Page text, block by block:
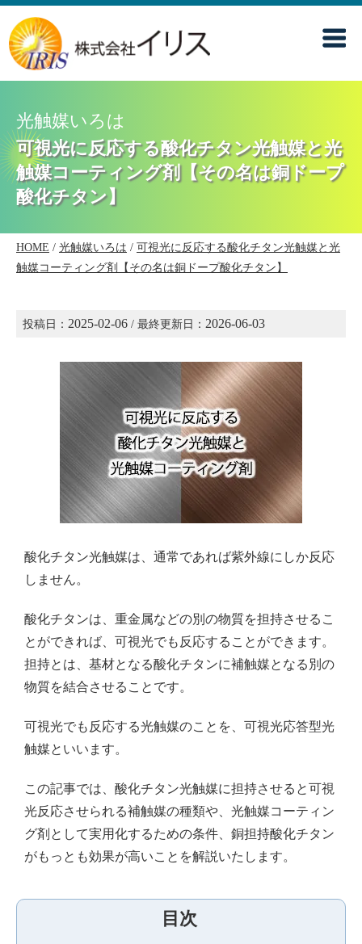
光触媒いろは
可視光に反応する酸化チタン光触媒と光
触媒コーティング剤【その名は銅ドープ
酸化チタン】
HOME / 光触媒いろは / 可視光に反応する酸化チタン光触媒と光
触媒コーティング剤【その名は銅ドープ酸化チタン】
投稿日： 2025-02-06 / 最終更新日： 2026-06-03
酸化チタン光触媒は、通常であれば紫外線にしか反応
しません。
酸化チタンは、重金属などの別の物質を担持させるこ
とができれば、可視光でも反応することができます。
担持とは、基材となる酸化チタンに補触媒となる別の
物質を結合させることです。
可視光でも反応する光触媒のことを、可視光応答型光
触媒といいます。
この記事では、酸化チタン光触媒に担持させると可視
光反応させられる補触媒の種類や、光触媒コーティン
グ剤として実用化するための条件、銅担持酸化チタン
がもっとも効果が高いことを解説いたします。
目次